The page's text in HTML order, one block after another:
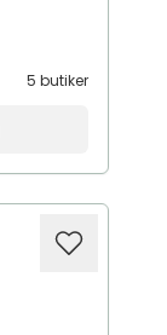
5 butiker